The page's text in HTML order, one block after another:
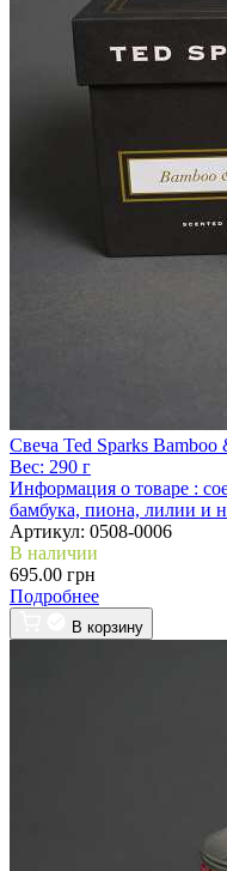
Свеча Ted Sparks Bamboo
Вес: 290 г
Информация о товаре :
бамбука, пиона, лилии и
Артикул: 0508-0006
В наличии
695.00 грн
Подробнее
В корзину